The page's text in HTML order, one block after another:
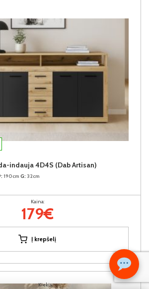
Kiekis:
indauja 4D4S (Dab Artisan)
190cm G: 32cm
Kaina:
179€
Į krepšelį